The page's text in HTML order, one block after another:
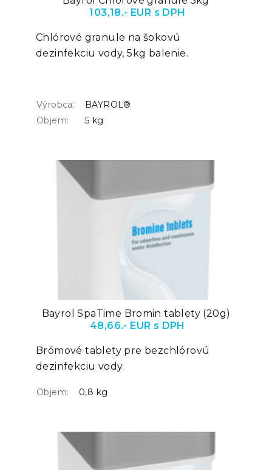
103,18.- EUR s DPH
Chlórové granule na šokovú
dezinfekciu vody, 5kg balenie.
Výrobca:
BAYROL®
Objem:
5 kg
Bayrol SpaTime Bromin tablety (20g)
48,66.- EUR s DPH
Brómové tablety pre bezchlórovú
dezinfekciu vody.
Objem: 0,8 kg